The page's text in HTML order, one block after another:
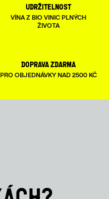
udržitelnost
VÍNA Z BIO VINIC PLNÝCH
ŽIVOTA
doprava zdarma
PRO OBJEDNÁVKY NAD 2500 KČ